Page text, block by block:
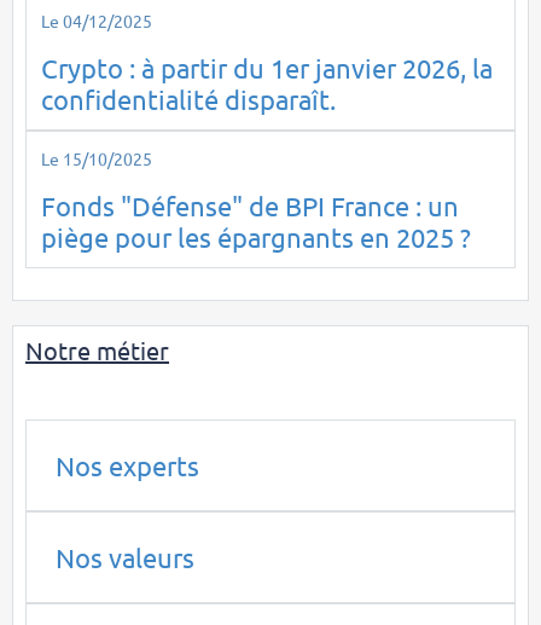
Le 04/12/2025
Crypto : à partir du 1er janvier 2026, la
confidentialité disparaît.
Le 15/10/2025
Fonds "Défense" de BPI France : un
piège pour les épargnants en 2025 ?
Notre métier
Nos experts
Nos valeurs